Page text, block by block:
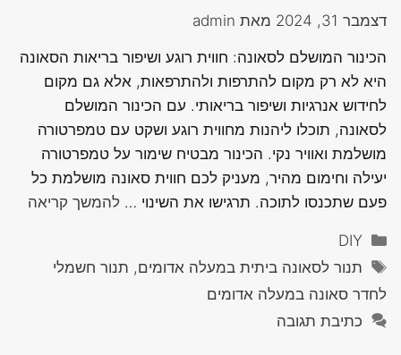
דצמבר 31, 2024 מאת admin
הכינור המושלם לסאונה: חווית רוגע ושיפור בריאות הסאונה
היא לא רק מקום להתרפות ולהתרפאות, אלא גם מקום
לחידוש אנרגיות ושיפור בריאותי. עם הכינור המושלם
לסאונה, תוכלו ליהנות מחווית רוגע ושקט עם טמפרטורה
מושלמת ואוויר נקי. הכינור מבטיח שימור על טמפרטורה
יעילה וחימום מהיר, מעניק לכם חווית סאונה מושלמת כל
פעם שתכנסו לתוכה. תרגישו את השינוי … להמשך קריאה
קטגוריות
DIY
תגיות
תנור לסאונה ביתית במעלה אדומים, תנור חשמלי
לחדר סאונה במעלה אדומים
כתיבת תגובה